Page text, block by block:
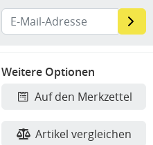
Weitere Optionen
Auf den Merkzettel
Artikel vergleichen